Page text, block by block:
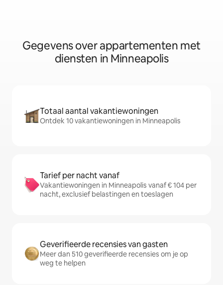
Gegevens over appartementen met
diensten in Minneapolis
Totaal aantal vakantiewoningen
Ontdek 10 vakantiewoningen in Minneapolis
Tarief per nacht vanaf
Vakantiewoningen in Minneapolis vanaf € 104 per
nacht, exclusief belastingen en toeslagen
Geverifieerde recensies van gasten
Meer dan 510 geverifieerde recensies om je op
weg te helpen